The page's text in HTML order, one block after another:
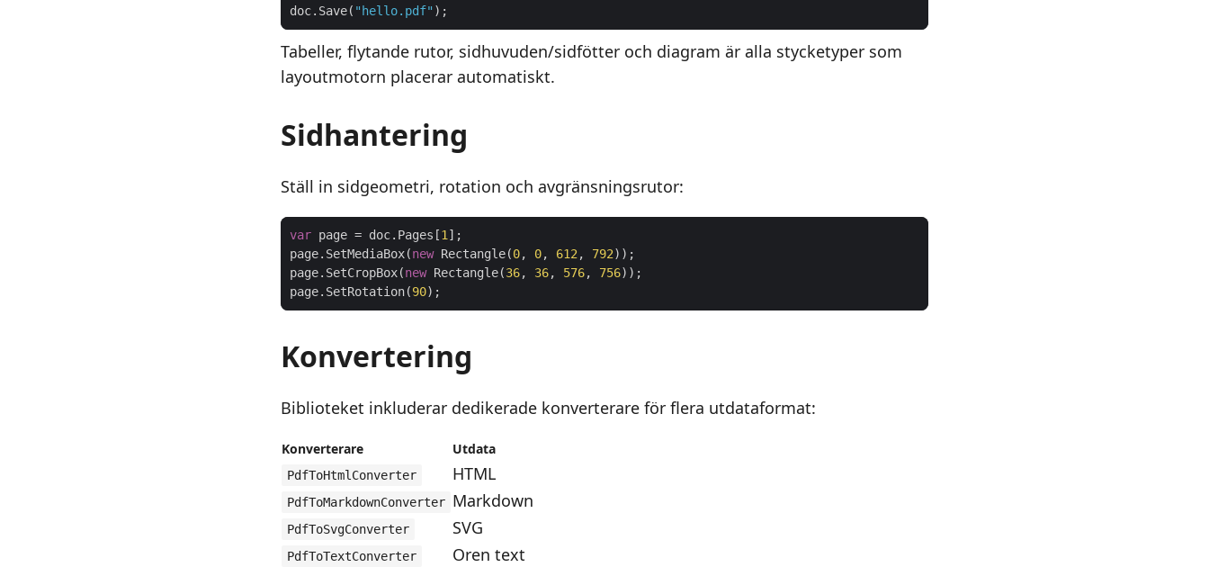
doc.Save( "hello.pdf"
Tabeller, flytande rutor, sidhuvuden/sidfötter och diagram är alla stycketyper som
layoutmotorn placerar automatiskt.
Sidhantering
Ställ in sidgeometri, rotation och avgränsningsrutor:
var page = doc.Pages[1
page.SetMediaBox(new Rectangle(0, 0, 612 , 792
page.SetCropBox(new Rectangle(36, 36, 576, 756
page.SetRotation(90
Konvertering
Biblioteket inkluderar dedikerade konverterare för flera utdataformat:
Konverterare Utdata
PdfToHtmlConverter HTML
PdfToMarkdownConverter Markdown
PdfToSvgConverter SVG
PdfToTextConverter Oren text